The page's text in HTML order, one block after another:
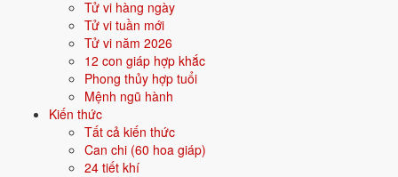
Tử vi hàng ngày
Tử vi tuần mới
Tử vi năm 2026
12 con giáp hợp khắc
Phong thủy hợp tuổi
Mệnh ngũ hành
Kiến thức
Tất cả kiến thức
Can chi (60 hoa giáp)
24 tiết khí
thuộc hành tương khắc. Dưới đây là gợi ý cho
👧 Nữ
Gợi ý tên đẹp cho Nam mệnh Kim:
Minh Kiếm Quang Kim
Sinh năm 1992 hợp gì - kỵ gì